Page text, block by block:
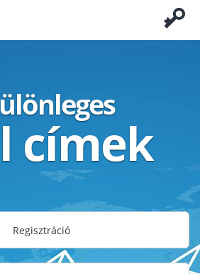
címek
Regisztráció